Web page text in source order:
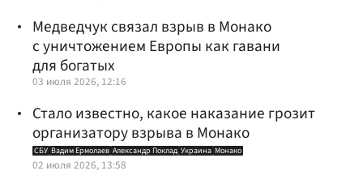
Медведчук связал взрыв в Монако
с уничтожением Европы как гавани
для богатых
03 июля 2026, 12:16
Стало известно, какое наказание грозит
организатору взрыва в Монако
СБУ Вадим Ермолаев Александр Поклад Украина Монако
02 июля 2026, 13:58